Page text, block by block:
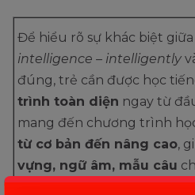
Để hiểu rõ sự khác biệt giữa
intelligence – intelligently
đúng, trẻ cần được học
trình toàn diện ngay từ
mang đến chương trình
từ cơ bản đến nâng cao,
vựng, ngữ âm, mẫu câu
trong truyện và hội thoại